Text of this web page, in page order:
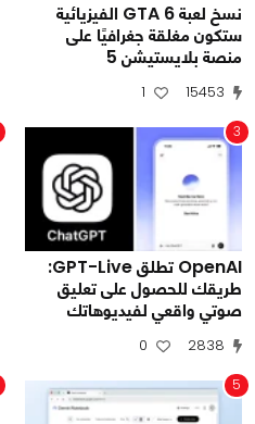
نسخ لعبة GTA 6 الفيزيائية
ستكون مغلقة جغرافيًا على
منصة بلايستيشن 5
15453
1
3
OpenAI تطلق GPT-Live:
طريقك للحصول على تعليق
صوتي واقعي لفيديوهاتك
2838
0
5